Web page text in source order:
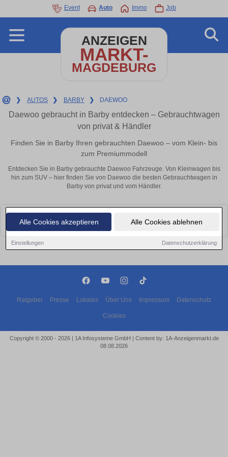
Alle Cookies akzeptieren Alle Cookies ablehnen
Einstellungen Datenschutzerklärung
Event Auto Immo Job
ANZEIGEN
MARKT-
MAGDEBURG
❯ AUTOS ❯ BARBY ❯ DAEWOO
Daewoo gebraucht in Barby entdecken – Gebrauchtwagen
von privat & Händler
Finden Sie in Barby Ihren gebrauchten Daewoo – vom Klein- bis
zum Premiummodell
Entdecken Sie in Barby gebrauchte Daewoo Fahrzeuge. Von Kleinwagen bis
hin zum SUV – hier finden Sie von Daewoo die besten Gebrauchtwagen in
Barby von privat und vom Händler.
Leider konnten wir derzeit keine passenden Autos finden. Schauen Sie
bald wieder vorbei!
Ratgeber Presse Lokales Über Uns Impressum Datenschutz
Cookies
Copyright © 2000 - 2026 | 1A Infosysteme GmbH | Content by: 1A-Anzeigenmarkt.de
08.08.2026